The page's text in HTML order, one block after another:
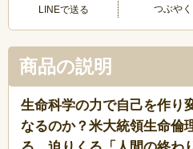
LINEで送る つぶやく
商品の説明
生命科学の力で自己を作り
なるのか？米大統領生命倫